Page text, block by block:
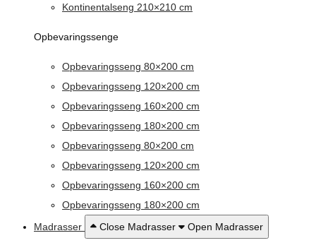
Kontinentalseng 210×210 cm
Opbevaringssenge
Opbevaringsseng 80×200 cm
Opbevaringsseng 120×200 cm
Opbevaringsseng 160×200 cm
Opbevaringsseng 180×200 cm
Opbevaringsseng 80×200 cm
Opbevaringsseng 120×200 cm
Opbevaringsseng 160×200 cm
Opbevaringsseng 180×200 cm
Madrasser
Close Madrasser Open Madrasser